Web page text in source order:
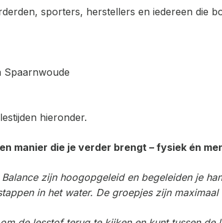
sporters, herstellers en iedereen die
Spaarnwoude
hieronder.
manier die je verder brengt – fysiek én
zijn hoogopgeleid en begeleiden je
in het water. De groepjes zijn maximaal